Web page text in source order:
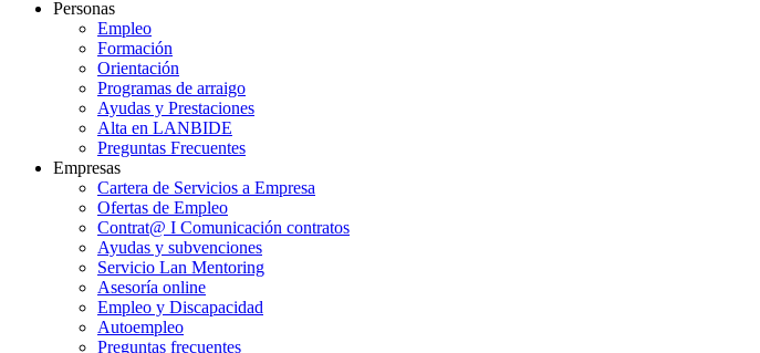
Personas
Empleo
Formación
Orientación
Programas de arraigo
Ayudas y Prestaciones
Alta en LANBIDE
Preguntas Frecuentes
Empresas
Cartera de Servicios a Empresa
Ofertas de Empleo
Contrat@ I Comunicación contratos
Ayudas y subvenciones
Servicio Lan Mentoring
Asesoría online
Empleo y Discapacidad
Autoempleo
Preguntas frecuentes